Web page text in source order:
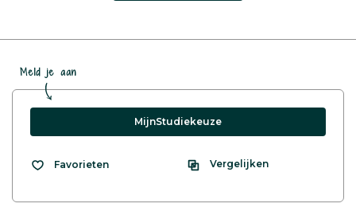
Meld je aan
MijnStudiekeuze
Favorieten Vergelijken